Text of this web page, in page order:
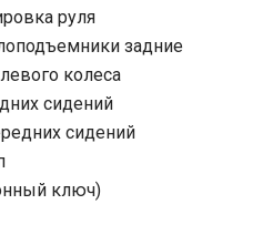
руля
задние
колеса
сидений
сидений
ключ)